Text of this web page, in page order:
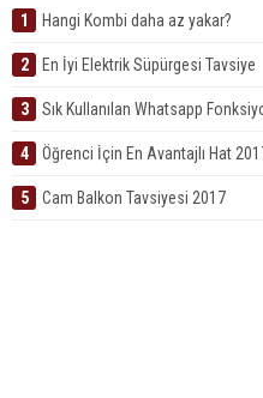
1 Hangi Kombi daha az yakar?
2 En İyi Elektrik Süpürgesi Tavsiye
3 Sık Kullanılan Whatsapp
4 Öğrenci İçin En Avantajlı Hat
5 Cam Balkon Tavsiyesi 2017